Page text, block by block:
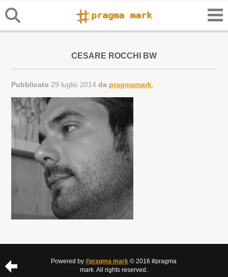
CESARE ROCCHI BW
Pubblicato 29 luglio 2014 da pragmamark.
Powered by#pragma mark © 2016 #pragma
mark. All rights reserved.